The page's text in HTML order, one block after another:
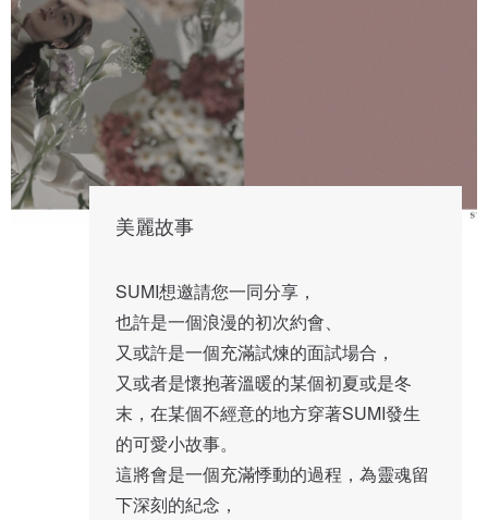
美麗故事
SUMI想邀請您一同分享，
也許是一個浪漫的初次約會、
又或許是一個充滿試煉的面試場合，
又或者是懷抱著溫暖的某個初夏或是冬
末，在某個不經意的地方穿著SUMI發生
的可愛小故事。
這將會是一個充滿悸動的過程，為靈魂留
下深刻的紀念，